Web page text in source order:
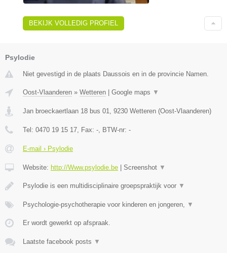
BEKIJK VOLLEDIG PROFIEL
Psylodie
Niet gevestigd in de plaats Daussois en in de provincie Namen.
Oost-Vlaanderen » Wetteren Google maps ▼
Jan broeckaertlaan 18 bus 01, 9230 Wetteren (Oost-Vlaanderen)
Tel: 0470 19 15 17, Fax: -, BTW-nr: -
E-mail › Psylodie
Website: http://Www.psylodie.be Screenshot ▼
Psylodie is een multidisciplinaire groepspraktijk voor ▼
Psychologie-psychotherapie voor kinderen en jongeren, ▼
Er wordt gewerkt op afspraak.
Laatste facebook posts ▼